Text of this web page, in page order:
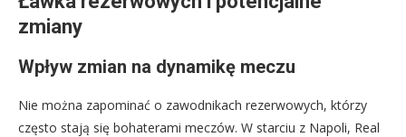
zmiany
Wpływ zmian na dynamikę meczu
Nie można zapominać o zawodnikach rezerwowych, którzy
często stają się bohaterami meczów. W starciu z Napoli, Real